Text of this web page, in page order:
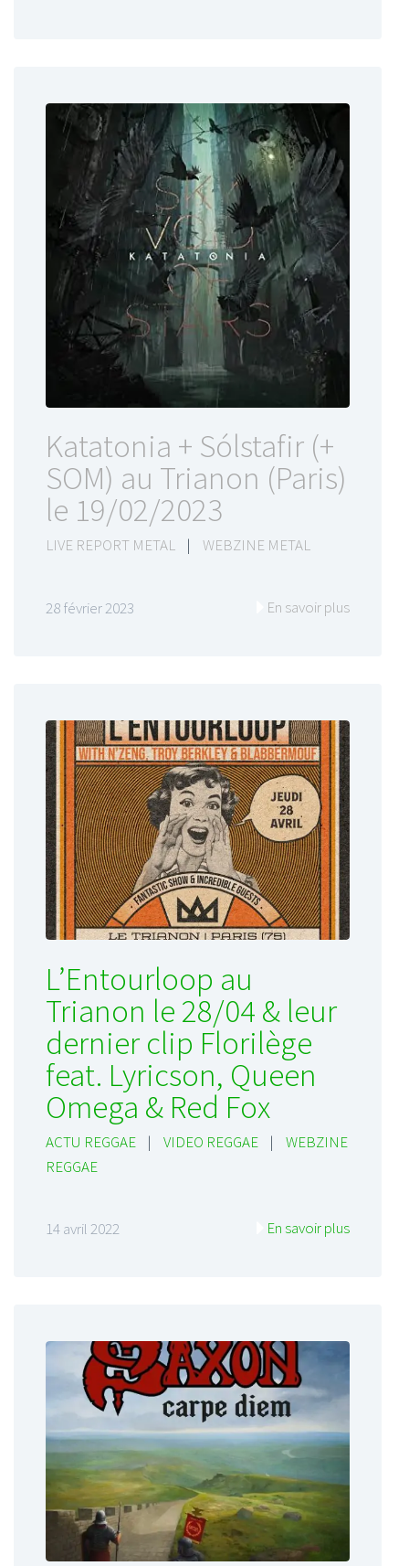
Katatonia + Sólstafir (+
SOM) au Trianon (Paris)
le 19/02/2023
LIVE REPORT METAL | WEBZINE METAL
28 février 2023 En savoir plus
L’Entourloop au
Trianon le 28/04 & leur
dernier clip Florilège
feat. Lyricson, Queen
Omega & Red Fox
ACTU REGGAE | VIDEO REGGAE |
WEBZINE
REGGAE
14 avril 2022 En savoir plus